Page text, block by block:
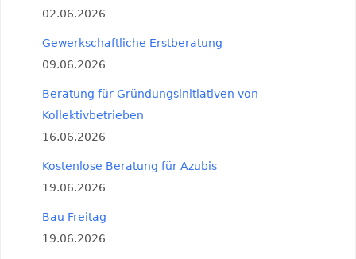
02.06.2026
Gewerkschaftliche Erstberatung
09.06.2026
Beratung für Gründungsinitiativen von
Kollektivbetrieben
16.06.2026
Kostenlose Beratung für Azubis
19.06.2026
Bau Freitag
19.06.2026